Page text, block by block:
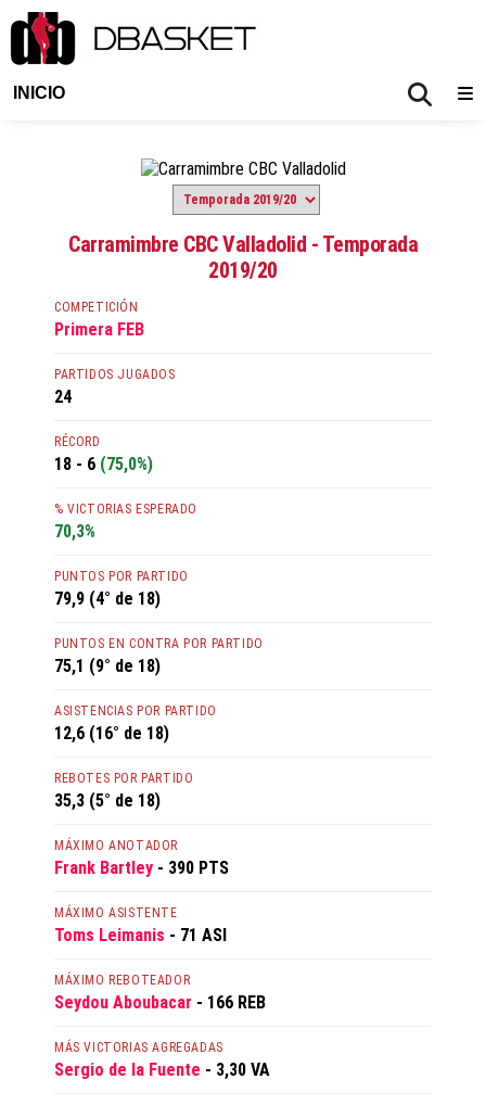
INICIO
Carramimbre CBC Valladolid - Temporada
2019/20
COMPETICIÓN
Primera FEB
PARTIDOS JUGADOS
24
RÉCORD
18 - 6 (75,0%)
% VICTORIAS ESPERADO
70,3%
PUNTOS POR PARTIDO
79,9 (4° de 18)
PUNTOS EN CONTRA POR PARTIDO
75,1 (9° de 18)
ASISTENCIAS POR PARTIDO
12,6 (16° de 18)
REBOTES POR PARTIDO
35,3 (5° de 18)
MÁXIMO ANOTADOR
Frank Bartley - 390 PTS
MÁXIMO ASISTENTE
Toms Leimanis - 71 ASI
MÁXIMO REBOTEADOR
Seydou Aboubacar - 166 REB
MÁS VICTORIAS AGREGADAS
Sergio de la Fuente - 3,30 VA